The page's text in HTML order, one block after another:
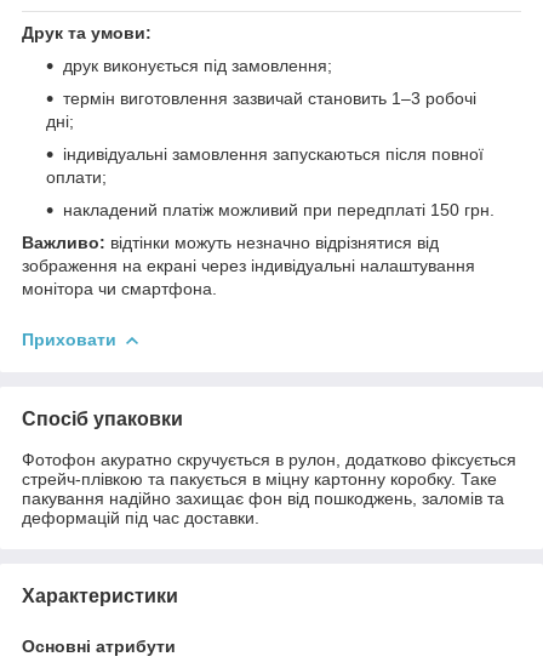
Друк та умови:
друк виконується під замовлення;
термін виготовлення зазвичай становить 1–3 робочі
дні;
індивідуальні замовлення запускаються після повної
оплати;
накладений платіж можливий при передплаті 150 грн.
Важливо: відтінки можуть незначно відрізнятися від
зображення на екрані через індивідуальні налаштування
монітора чи смартфона.
Приховати
Спосіб упаковки
Фотофон акуратно скручується в рулон, додатково фіксується
стрейч-плівкою та пакується в міцну картонну коробку. Таке
пакування надійно захищає фон від пошкоджень, заломів та
деформацій під час доставки.
Характеристики
Основні атрибути